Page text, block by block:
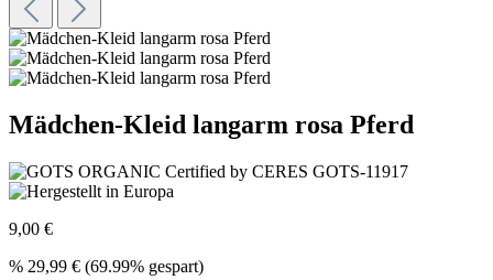
Mädchen-Kleid langarm rosa Pferd
9,00 €
% 29,99 € (69.99% gespart)